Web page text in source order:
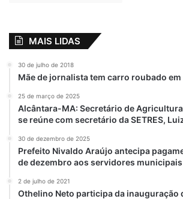
MAIS LIDAS
30 de julho de 2018
Mãe de jornalista tem carro roubado em
25 de março de 2025
Alcântara-MA: Secretário de
se reúne com secretário da SETRES,
30 de dezembro de 2025
Prefeito Nivaldo Araújo antecipa
de dezembro aos servidores
2 de julho de 2021
Othelino Neto participa da inauguração